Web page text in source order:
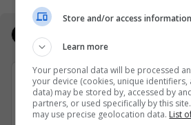
Elkos Group
Store and/or access
Learn more
Your personal data will be processed
your device (cookies, unique identifiers,
data) may be stored by, accessed by
partners, or used specifically by this
may use precise geolocation data. List